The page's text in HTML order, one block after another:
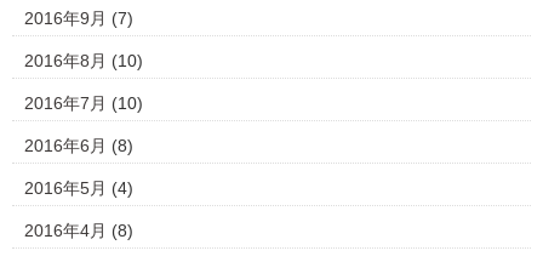
2016年9月 (7)
2016年8月 (10)
2016年7月 (10)
2016年6月 (8)
2016年5月 (4)
2016年4月 (8)